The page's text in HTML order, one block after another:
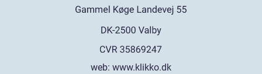
web: www.klikko.dk